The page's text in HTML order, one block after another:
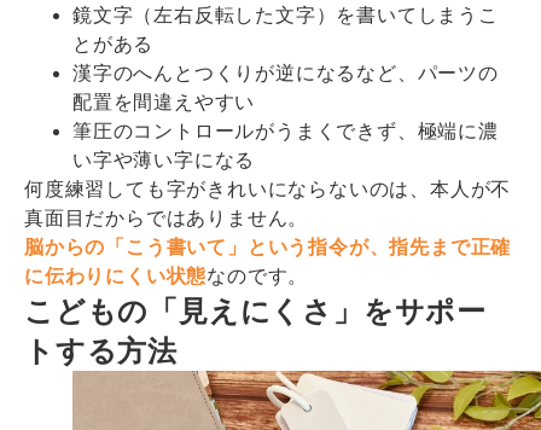
鏡文字（左右反転した文字）を書いてしまうこ
とがある
漢字のへんとつくりが逆になるなど、パーツの
配置を間違えやすい
筆圧のコントロールがうまくできず、極端に濃
い字や薄い字になる
何度練習しても字がきれいにならないのは、本人が不
真面目だからではありません。
脳からの「こう書いて」という指令が、指先まで正確
に伝わりにくい状態なのです。
こどもの「見えにくさ」をサポー
トする方法